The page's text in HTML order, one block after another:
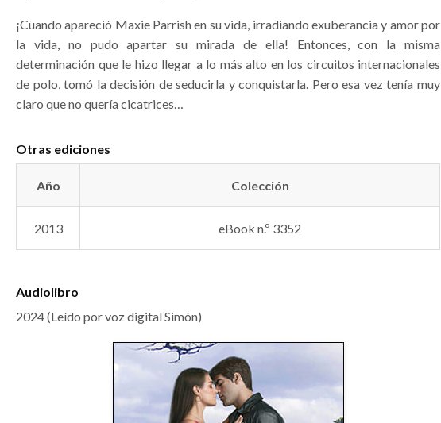
¡Cuando apareció Maxie Parrish en su vida, irradiando exuberancia y amor por
la vida, no pudo apartar su mirada de ella! Entonces, con la misma
determinación que le hizo llegar a lo más alto en los circuitos internacionales
de polo, tomó la decisión de seducirla y conquistarla. Pero esa vez tenía muy
claro que no quería cicatrices…
Otras ediciones
Año Colección
2013 eBook n.º 3352
Audiolibro
2024 (Leído por voz digital Simón)